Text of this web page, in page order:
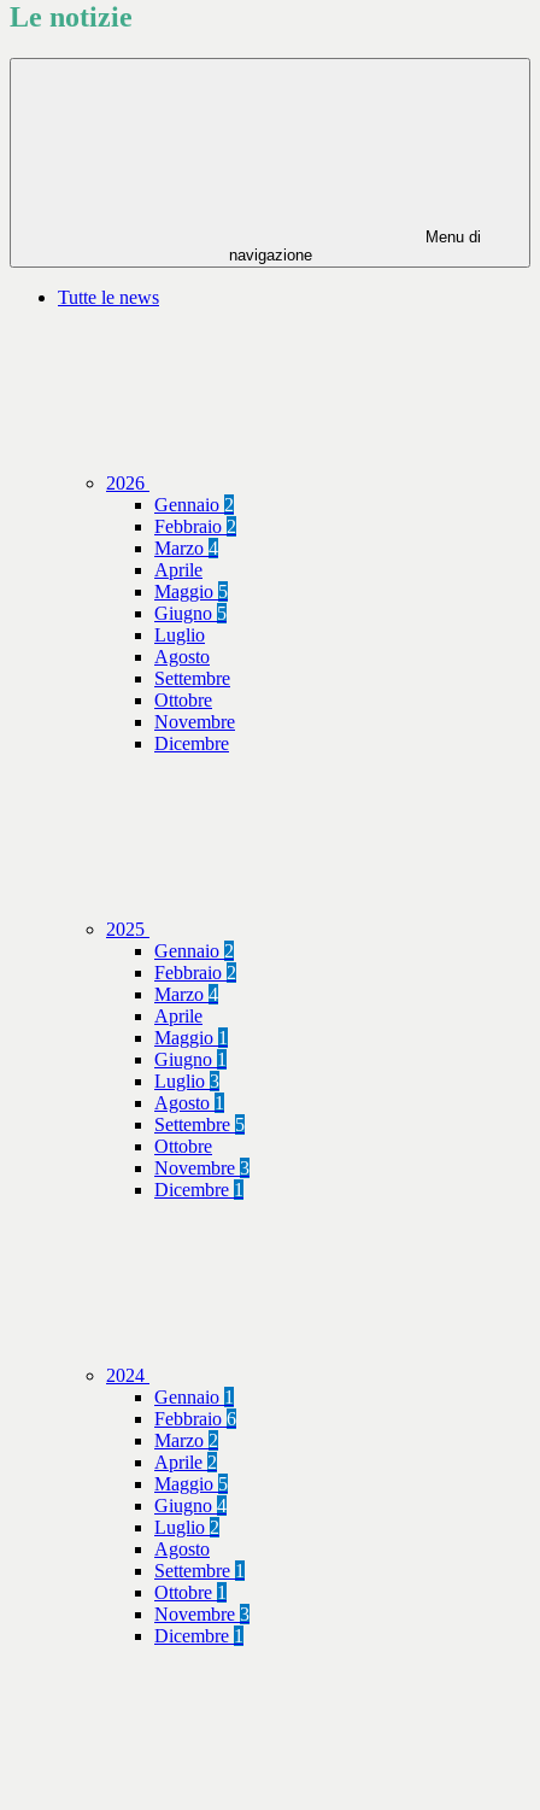
Le notizie
Menu di
navigazione
Tutte le news
2026
Gennaio 2
Febbraio 2
Marzo 4
Aprile
Maggio 5
Giugno 5
Luglio
Agosto
Settembre
Ottobre
Novembre
Dicembre
2025
Gennaio 2
Febbraio 2
Marzo 4
Aprile
Maggio 1
Giugno 1
Luglio 3
Agosto 1
Settembre 5
Ottobre
Novembre 3
Dicembre 1
2024
Gennaio 1
Febbraio 6
Marzo 2
Aprile 2
Maggio 5
Giugno 4
Luglio 2
Agosto
Settembre 1
Ottobre 1
Novembre 3
Dicembre 1